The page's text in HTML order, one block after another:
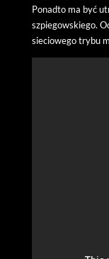
Ponadto ma być
szpiegowskiego.
sieciowego trybu